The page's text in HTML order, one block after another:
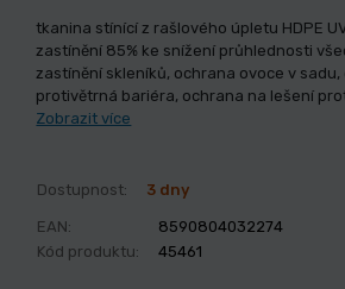
tkanina stínící z rašlového úpletu HDPE
zastínění 85% ke snížení průhlednosti
zastínění skleníků, ochrana ovoce v
protivětrná bariéra, ochrana na lešení
Zobrazit více
Dostupnost: 3 dny
EAN:
8590804032274
Kód produktu:
45461